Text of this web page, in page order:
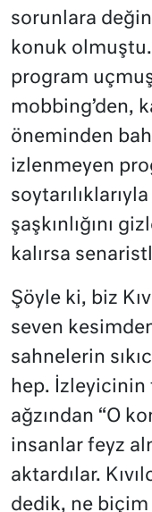
sorunlara
konuk
program uçmuş
mobbing’den,
öneminden
izlenmeyen
şaşkınlığını
kalırsa
Şöyle ki, biz
seven
sahnelerin
hep. İzleyicinin
ağzından “O
insanlar feyz
aktardılar.
dedik, ne biçim